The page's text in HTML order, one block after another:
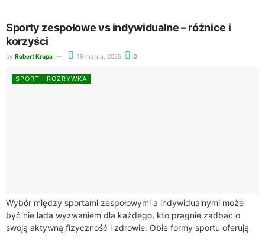
Sporty zespołowe vs indywidualne – różnice i
korzyści
by Robert Krupa 19 marca, 2025 0
SPORT I ROZRYWKA
Wybór między sportami zespołowymi a indywidualnymi może
być nie lada wyzwaniem dla każdego, kto pragnie zadbać o
swoją aktywną fizyczność i zdrowie. Obie formy sportu oferują